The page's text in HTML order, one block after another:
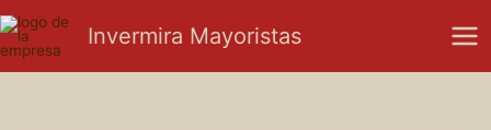
al
contenido
Invermira Mayoristas